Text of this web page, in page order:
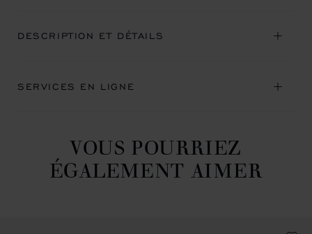
DESCRIPTION ET DÉTAILS
SERVICES EN LIGNE
VOUS POURRIEZ
ÉGALEMENT AIMER